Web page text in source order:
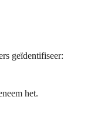
geïdentifiseer:
het.